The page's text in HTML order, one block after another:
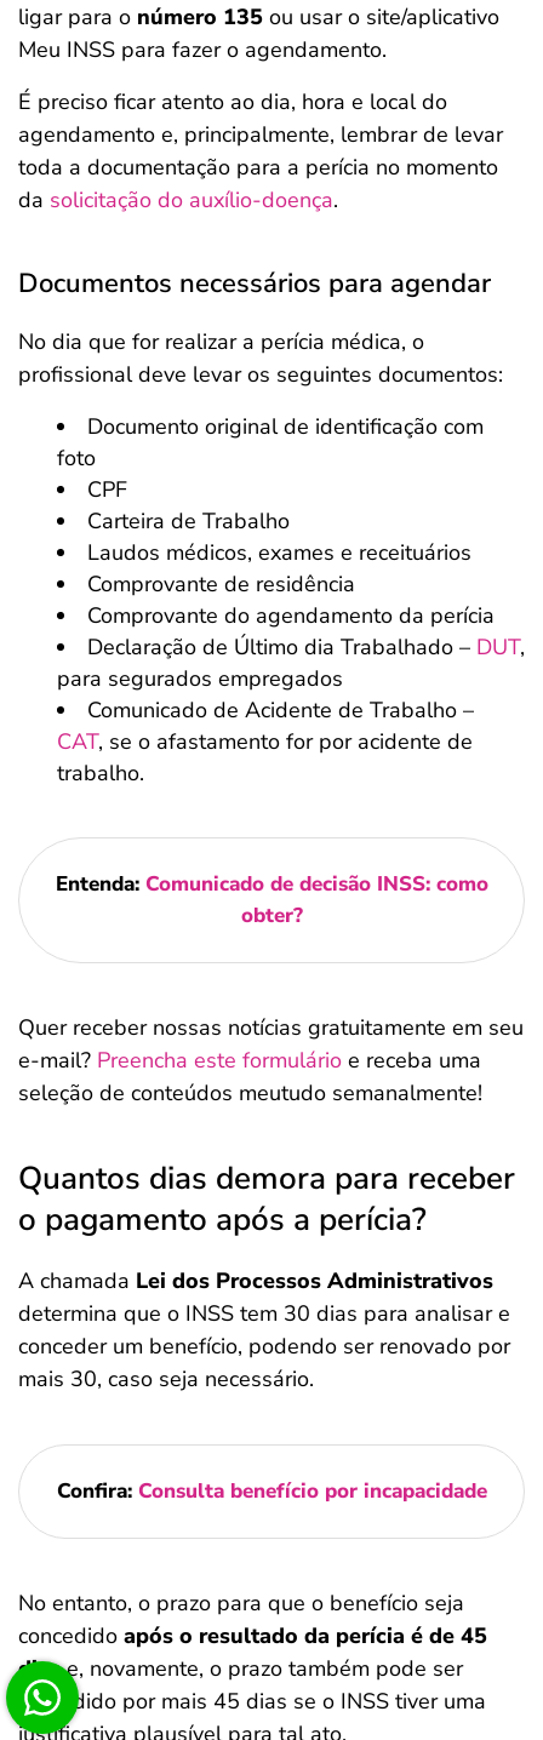
ligar para o número 135 ou usar o site/aplicativo
Meu INSS para fazer o agendamento.
É preciso ficar atento ao dia, hora e local do
agendamento e, principalmente, lembrar de levar
toda a documentação para a perícia no momento
da solicitação do auxílio-doença.
Documentos necessários para agendar
No dia que for realizar a perícia médica, o
profissional deve levar os seguintes documentos:
Documento original de identificação com
foto
CPF
Carteira de Trabalho
Laudos médicos, exames e receituários
Comprovante de residência
Comprovante do agendamento da perícia
Declaração de Último dia Trabalhado – DUT,
para segurados empregados
Comunicado de Acidente de Trabalho –
CAT, se o afastamento for por acidente de
trabalho.
Entenda: Comunicado de decisão INSS: como
obter?
Quer receber nossas notícias gratuitamente em seu
e-mail? Preencha este formulário e receba uma
seleção de conteúdos meutudo semanalmente!
Quantos dias demora para receber
o pagamento após a perícia?
A chamada Lei dos Processos Administrativos
determina que o INSS tem 30 dias para analisar e
conceder um benefício, podendo ser renovado por
mais 30, caso seja necessário.
Confira: Consulta benefício por incapacidade
No entanto, o prazo para que o benefício seja
concedido após o resultado da perícia é de 45
diase, novamente, o prazo também pode ser
estendido por mais 45 dias se o INSS tiver uma
justificativa plausível para tal ato.